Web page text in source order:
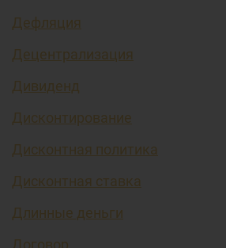
Дефляция
Децентрализация
Дивиденд
Дисконтирование
Дисконтная политика
Дисконтная ставка
Длинные деньги
Договор